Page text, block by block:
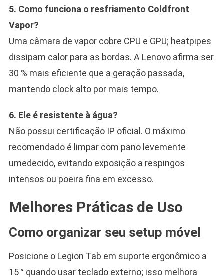
5. Como funciona o resfriamento Coldfront
Vapor?
Uma câmara de vapor cobre CPU e GPU; heatpipes
dissipam calor para as bordas. A Lenovo afirma ser
30 % mais eficiente que a geração passada,
mantendo clock alto por mais tempo.
6. Ele é resistente à água?
Não possui certificação IP oficial. O máximo
recomendado é limpar com pano levemente
umedecido, evitando exposição a respingos
intensos ou poeira fina em excesso.
Melhores Práticas de Uso
Como organizar seu setup móvel
Posicione o Legion Tab em suporte ergonômico a
15 ° quando usar teclado externo; isso melhora